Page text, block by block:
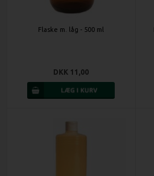
Flaske m. låg - 500 ml
DKK 11,00